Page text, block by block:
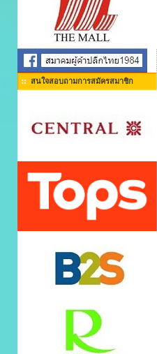
สนใจสอบถามการสมัครสมาชิก